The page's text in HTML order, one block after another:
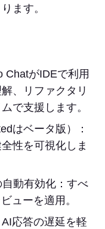
ます。
ChatがIDEで利用
、リファクタリ
で支援します。
はベータ版）：
性を可視化しま
動有効化：すべ
ューを適用。
応答の遅延を軽